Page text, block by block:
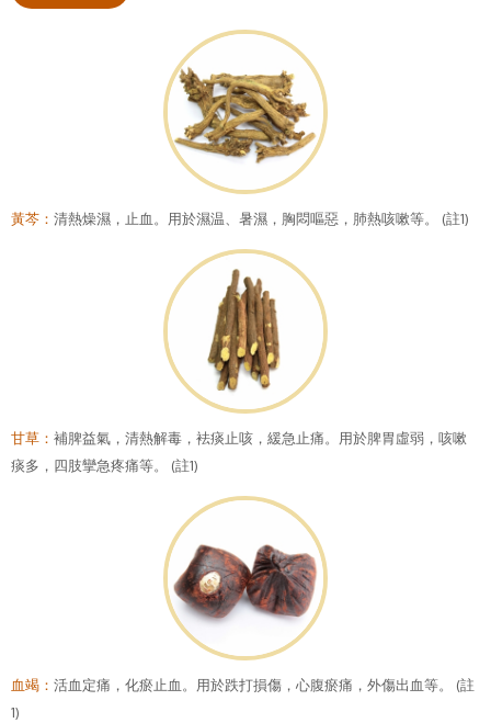
黃芩： 清熱燥濕，止血。用於濕温、暑濕，胸悶嘔惡，肺熱咳嗽等。 (註1)
甘草： 補脾益氣，清熱解毒，袪痰止咳，緩急止痛。用於脾胃虛弱，咳嗽
痰多，四肢攣急疼痛等。 (註1)
血竭： 活血定痛，化瘀止血。用於跌打損傷，心腹瘀痛，外傷出血等。 (註
1)